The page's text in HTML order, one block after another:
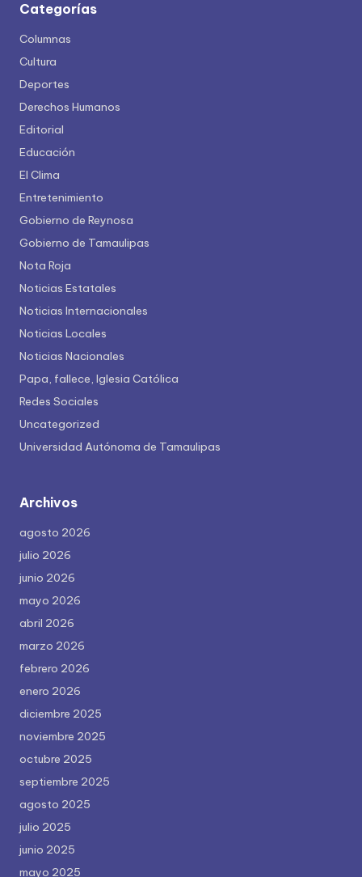
Categorías
Columnas
Cultura
Deportes
Derechos Humanos
Editorial
Educación
El Clima
Entretenimiento
Gobierno de Reynosa
Gobierno de Tamaulipas
Nota Roja
Noticias Estatales
Noticias Internacionales
Noticias Locales
Noticias Nacionales
Papa, fallece, Iglesia Católica
Redes Sociales
Uncategorized
Universidad Autónoma de Tamaulipas
Archivos
agosto 2026
julio 2026
junio 2026
mayo 2026
abril 2026
marzo 2026
febrero 2026
enero 2026
diciembre 2025
noviembre 2025
octubre 2025
septiembre 2025
agosto 2025
julio 2025
junio 2025
mayo 2025